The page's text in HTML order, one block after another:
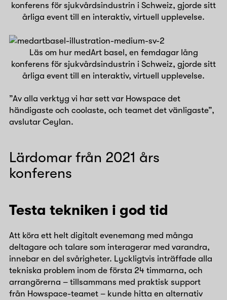
konferens för sjukvårdsindustrin i Schweiz, gjorde sitt
årliga event till en interaktiv, virtuell upplevelse.
Läs om hur medArt basel, en femdagar lång
konferens för sjukvårdsindustrin i Schweiz, gjorde sitt
årliga event till en interaktiv, virtuell upplevelse.
”Av alla verktyg vi har sett var Howspace det
händigaste och coolaste, och teamet det vänligaste”,
avslutar Ceylan.
Lärdomar från 2021 års
konferens
Testa tekniken i god tid
Att köra ett helt digitalt evenemang med många
deltagare och talare som interagerar med varandra,
innebar en del svårigheter. Lyckligtvis inträffade alla
tekniska problem inom de första 24 timmarna, och
arrangörerna – tillsammans med praktisk support
från Howspace-teamet – kunde hitta en alternativ